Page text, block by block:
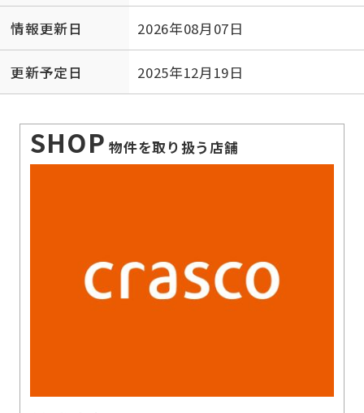
情報更新日 2026年08月07日
更新予定日 2025年12月19日
SHOP 物件を取り扱う店舗